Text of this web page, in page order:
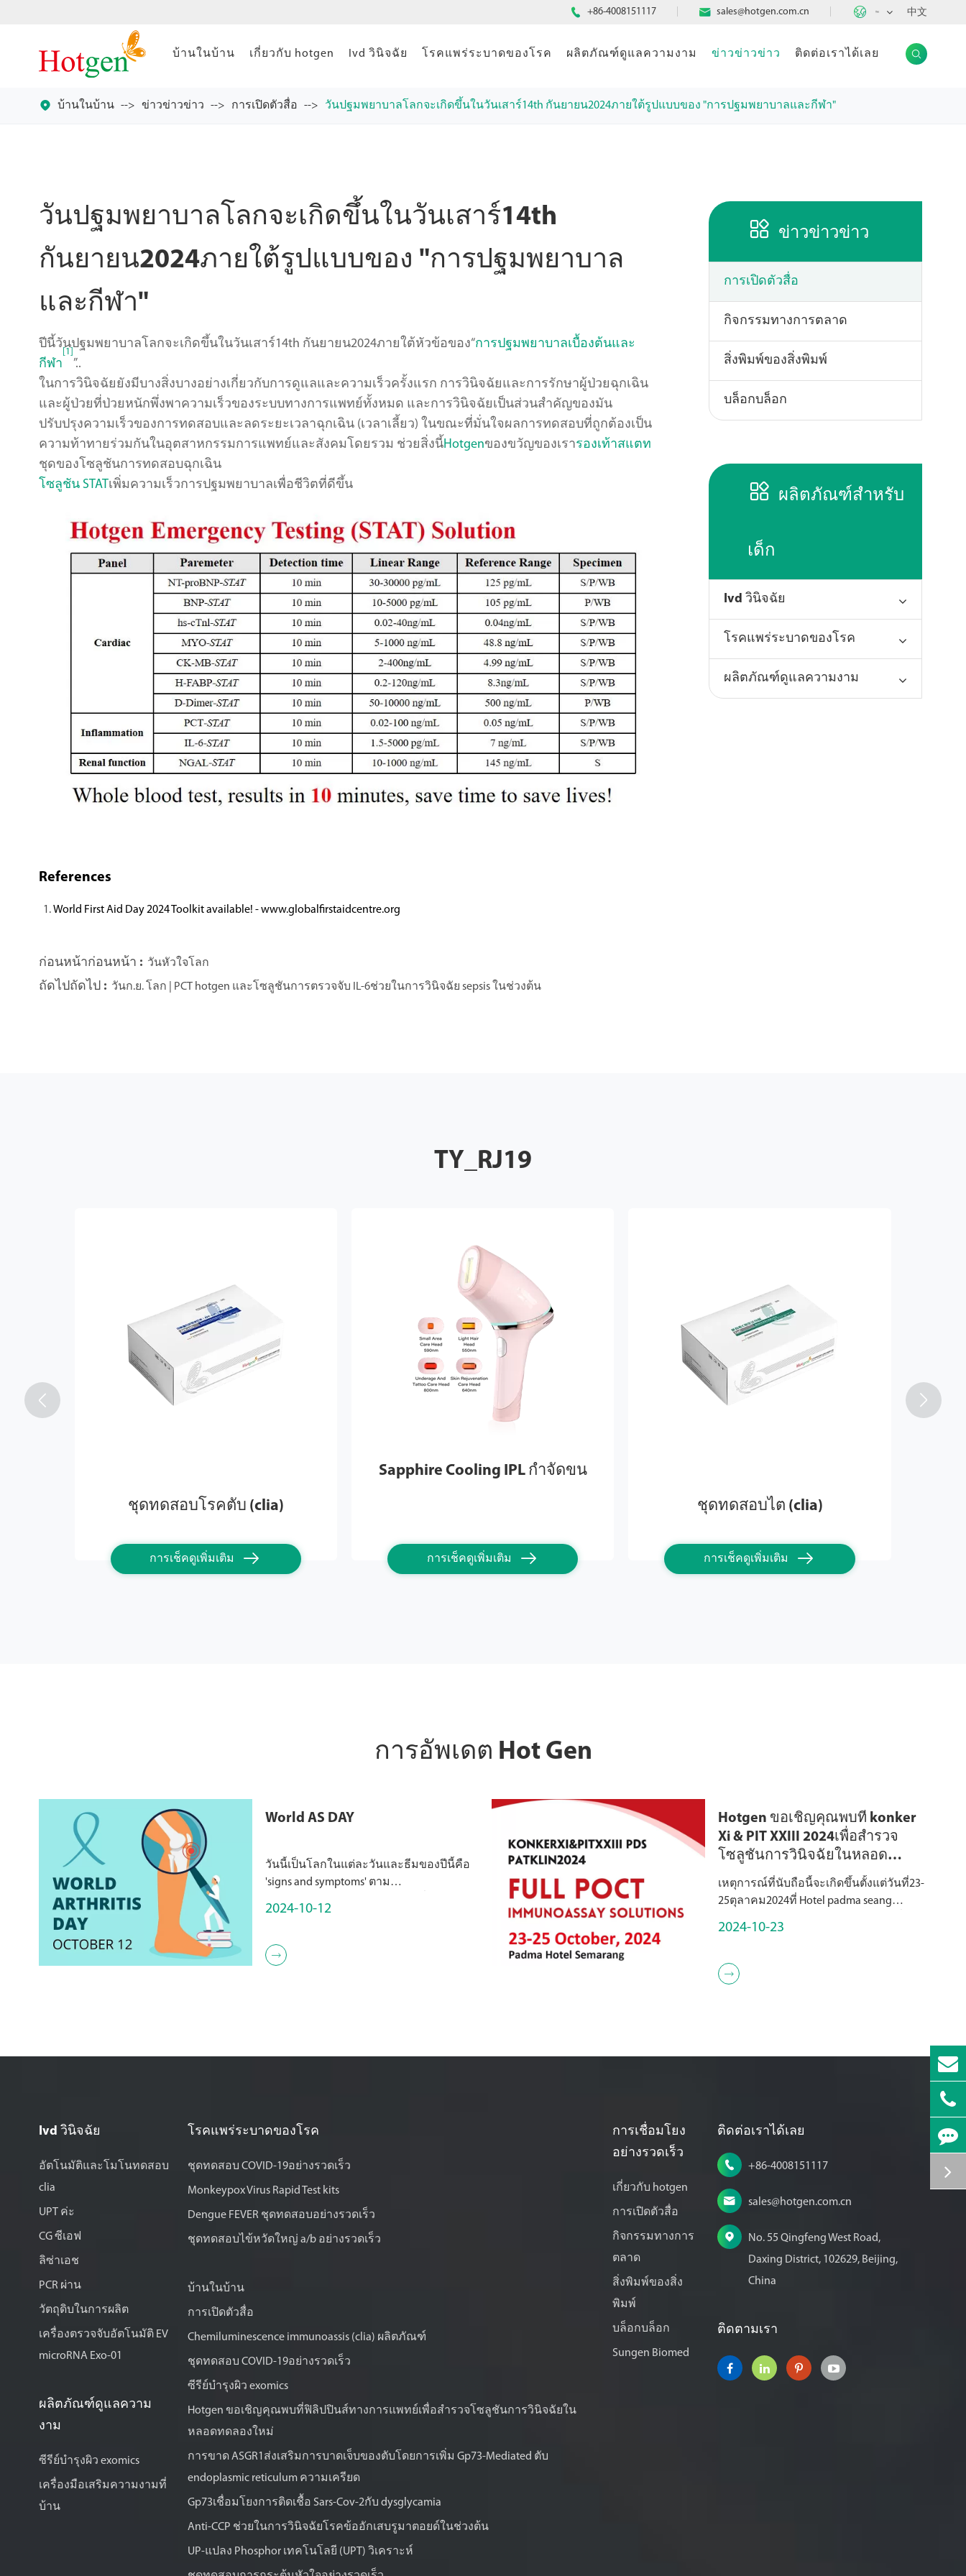
 +86-4008151117  sales@hotgen.com.cn  TH 中文
บ้านในบ้าน เกี่ยวกับ hotgen Ivd วินิจฉัย โรคแพร่ระบาดของโรค ผลิตภัณฑ์ดูแลความงาม ข่าวข่าวข่าว ติดต่อเราได้เลย 
 บ้านในบ้าน ข่าวข่าวข่าว การเปิดตัวสื่อ วันปฐมพยาบาลโลกจะเกิดขึ้นในวันเสาร์14th กันยายน2024ภายใต้รูปแบบของ "การปฐมพยาบาลและกีฬา"
วันปฐมพยาบาลโลกจะเกิดขึ้นในวันเสาร์14th
กันยายน2024ภายใต้รูปแบบของ "การปฐมพยาบาล
และกีฬา"
ปีนี้วันปฐมพยาบาลโลกจะเกิดขึ้นในวันเสาร์14th กันยายน2024ภายใต้หัวข้อของ“การปฐมพยาบาลเบื้องต้นและ
กีฬา
[1]
”..
ในการวินิจฉัยยังมีบางสิ่งบางอย่างเกี่ยวกับการดูแลและความเร็วครั้งแรก การวินิจฉัยและการรักษาผู้ป่วยฉุกเฉิน
และผู้ป่วยที่ป่วยหนักพึ่งพาความเร็วของระบบทางการแพทย์ทั้งหมด และการวินิจฉัยเป็นส่วนสำคัญของมัน
ปรับปรุงความเร็วของการทดสอบและลดระยะเวลาฉุกเฉิน (เวลาเลี้ยว) ในขณะที่มั่นใจผลการทดสอบที่ถูกต้องเป็น
ความท้าทายร่วมกันในอุตสาหกรรมการแพทย์และสังคมโดยรวม ช่วยสิ่งนี้Hotgenของขวัญของเรารองเท้าสแตท
ชุดของโซลูชันการทดสอบฉุกเฉิน
โซลูชัน STATเพิ่มความเร็วการปฐมพยาบาลเพื่อชีวิตที่ดีขึ้น
References
World First Aid Day 2024 Toolkit available! - www.globalfirstaidcentre.org
ก่อนหน้าก่อนหน้า : วันหัวใจโลก
ถัดไปถัดไป : วันก.ย. โลก | PCT hotgen และโซลูชันการตรวจจับ IL-6ช่วยในการวินิจฉัย sepsis ในช่วงต้น
 ข่าวข่าวข่าว
การเปิดตัวสื่อ
กิจกรรมทางการตลาด
สิ่งพิมพ์ของสิ่งพิมพ์
บล็อกบล็อก
 ผลิตภัณฑ์สำหรับ
เด็ก
Ivd วินิจฉัย
โรคแพร่ระบาดของโรค
ผลิตภัณฑ์ดูแลความงาม
TY_RJ19
ชุดทดสอบโรคตับ (clia)
การเช็คดูเพิ่มเติม 
Sapphire Cooling IPL กำจัดขน
การเช็คดูเพิ่มเติม 
ชุดทดสอบไต (clia)
การเช็คดูเพิ่มเติม 
 
การอัพเดต Hot Gen
World AS DAY
วันนี้เป็นโลกในแต่ละวันและธีมของปีนี้คือ
'signs and symptoms' ตาม
2024-10-12

Hotgen ขอเชิญคุณพบที่ konker
Xi & PIT XXIII 2024เพื่อสำรวจ
โซลูชันการวินิจฉัยในหลอด
ทดลองใหม่!
เหตุการณ์ที่นับถือนี้จะเกิดขึ้นตั้งแต่วันที่23-
25ตุลาคม2024ที่ Hotel padma seang
2024-10-23

Ivd วินิจฉัย
อัตโนมัติและโมโนทดสอบ
clia
UPT ค่ะ
CG ซีเอฟ
ลิซ่าเอช
PCR ผ่าน
วัตถุดิบในการผลิต
เครื่องตรวจจับอัตโนมัติ EV
microRNA Exo-01
ผลิตภัณฑ์ดูแลความ
งาม
ซีรีย์บำรุงผิว exomics
เครื่องมือเสริมความงามที่
บ้าน
โรคแพร่ระบาดของโรค
ชุดทดสอบ COVID-19อย่างรวดเร็ว
Monkeypox Virus Rapid Test kits
Dengue FEVER ชุดทดสอบอย่างรวดเร็ว
ชุดทดสอบไข้หวัดใหญ่ a/b อย่างรวดเร็ว
บ้านในบ้าน
การเปิดตัวสื่อ
Chemiluminescence immunoassis (clia) ผลิตภัณฑ์
ชุดทดสอบ COVID-19อย่างรวดเร็ว
ซีรีย์บำรุงผิว exomics
Hotgen ขอเชิญคุณพบที่ฟิลิปปินส์ทางการแพทย์เพื่อสำรวจโซลูชันการวินิจฉัยใน
หลอดทดลองใหม่
การขาด ASGR1ส่งเสริมการบาดเจ็บของตับโดยการเพิ่ม Gp73-Mediated ตับ
endoplasmic reticulum ความเครียด
Gp73เชื่อมโยงการติดเชื้อ Sars-Cov-2กับ dysglycamia
Anti-CCP ช่วยในการวินิจฉัยโรคข้ออักเสบรูมาตอยด์ในช่วงต้น
UP-แปลง Phosphor เทคโนโลยี (UPT) วิเคราะห์
การเชื่อมโยง
อย่างรวดเร็ว
เกี่ยวกับ hotgen
การเปิดตัวสื่อ
กิจกรรมทางการ
ตลาด
สิ่งพิมพ์ของสิ่ง
พิมพ์
บล็อกบล็อก
Sungen Biomed
ติดต่อเราได้เลย
 +86-4008151117
 sales@hotgen.com.cn

No. 55 Qingfeng West Road,
Daxing District, 102629, Beijing,
China
ติดตามเรา